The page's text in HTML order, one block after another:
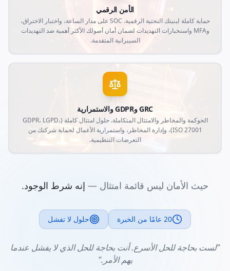
الأمن الرقمي
حماية كاملة لبنيتك التحتية الرقمية. SOC على مدار الساعة، واختبار الاختراق،
وMFA واستخبارات التهديدات لضمان أمان أصولك الأكثر أهمية ضد التهديدات
السيبرانية المتقدمة.
GRC وGDPR والاستمرارية
الحوكمة والمخاطر والامتثال المتكاملة. حلول امتثال كاملة (GDPR، LGPD،
ISO 27001)، وإدارة المخاطر، واستمرارية الأعمال لحماية شركتك من
التعرضات التنظيمية.
حيث الأمان ليس قائمة امتثال — إنه شرط الوجود.
20 عامًا من الخبرة حلول لا تفشل
"لست بحاجة للحل الأسرع. أنت بحاجة للحل الذي لا يفشل عندما
يهم الأمر."